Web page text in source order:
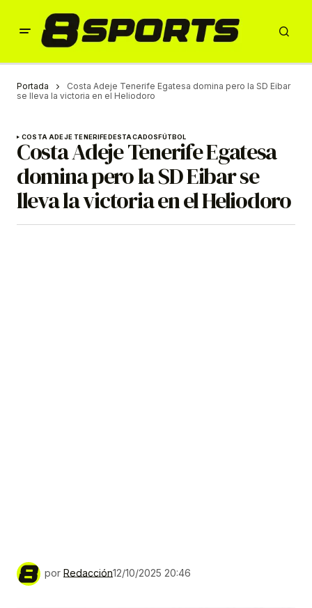
Portada
Costa Adeje Tenerife Egatesa domina pero la SD Eibar
se lleva la victoria en el Heliodoro
COSTA ADEJE TENERIFEDESTACADOSFÚTBOL
Costa Adeje Tenerife Egatesa
domina pero la SD Eibar se
lleva la victoria en el Heliodoro
por Redacción12/10/2025 20:46